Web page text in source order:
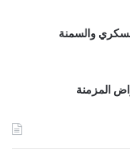
والسمنة
المزمنة